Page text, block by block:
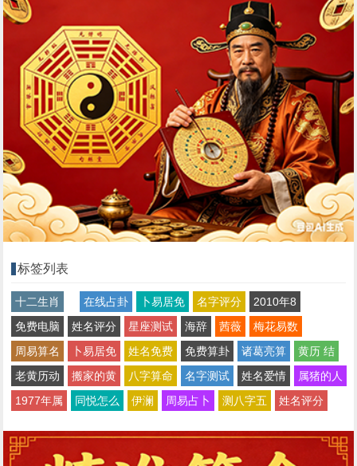
标签列表
十二生肖 在线占卦 卜易居免 名字评分
2010年8
免费电脑
姓名评分 星座测试 海辞 茜薇
梅花易数
周易算名
卜易居免 姓名免费 免费算卦 诸葛亮算
黄历 结
老黄历动
搬家的黄 八字算命 名字测试 姓名爱情
属猪的人
1977年属
同悦怎么 伊澜 周易占卜 测八字五 姓名评分